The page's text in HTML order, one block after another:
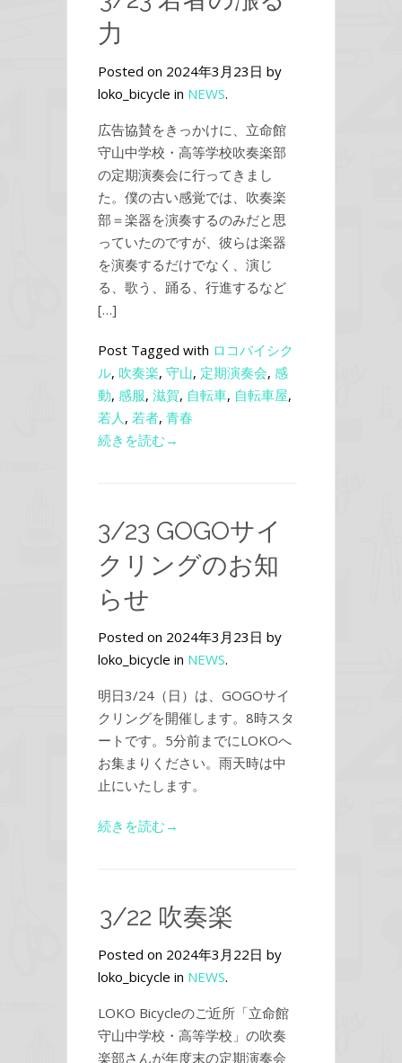
力
Posted on 2024年3月23日 by
loko_bicycle in NEWS.
広告協賛をきっかけに、立命館
守山中学校・高等学校吹奏楽部
の定期演奏会に行ってきまし
た。僕の古い感覚では、吹奏楽
部＝楽器を演奏するのみだと思
っていたのですが、彼らは楽器
を演奏するだけでなく、演じ
る、歌う、踊る、行進するなど
[…]
Post Tagged with ロコバイシク
ル, 吹奏楽, 守山, 定期演奏会, 感
動, 感服, 滋賀, 自転車, 自転車屋,
若人, 若者, 青春
続きを読む→
3/23 GOGOサイ
クリングのお知
らせ
Posted on 2024年3月23日 by
loko_bicycle in NEWS.
明日3/24（日）は、GOGOサイ
クリングを開催します。8時スタ
ートです。5分前までにLOKOへ
お集まりください。雨天時は中
止にいたします。
続きを読む→
3/22 吹奏楽
Posted on 2024年3月22日 by
loko_bicycle in NEWS.
LOKO Bicycleのご近所「立命館
守山中学校・高等学校」の吹奏
楽部さんが年度末の定期演奏会